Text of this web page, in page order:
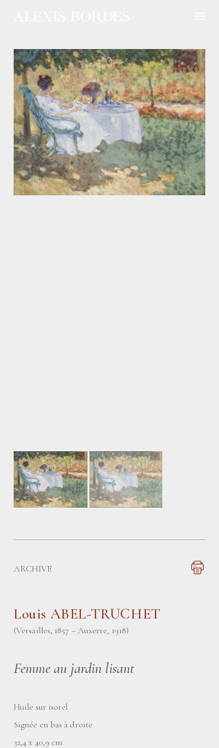
ARCHIVE
Louis ABEL-TRUCHET
(Versailles, 1857 – Auxerre, 1918)
Femme au jardin lisant
Huile sur isorel
Signée en bas à droite
32,4 x 40,9 cm